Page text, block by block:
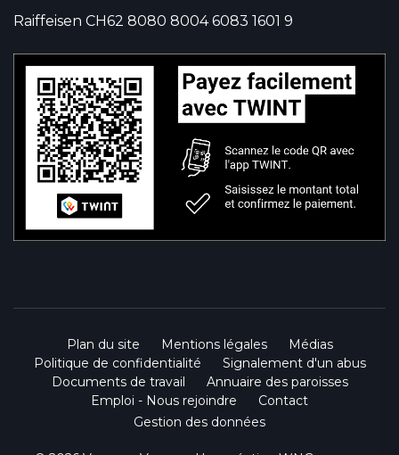
Raiffeisen CH62 8080 8004 6083 1601 9
Plan du site Mentions légales
Médias
Politique de confidentialité
Signalement d'un abus
Documents de travail
Annuaire des paroisses
Emploi - Nous rejoindre
Contact
Gestion des données